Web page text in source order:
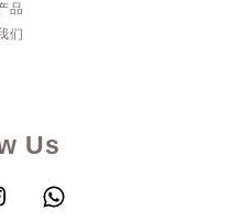
品
们
Us
Instagram